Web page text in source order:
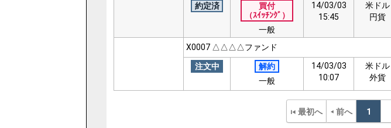
約定済
買付
（ｽｲｯﾁﾝｸﾞ）
一般
14/03/03
15:45
米ドル
円貨
X0007 △△△△ファンド
注文中
解約
一般
14/03/03
10:07
米ドル
外貨
最初へ 前へ 1